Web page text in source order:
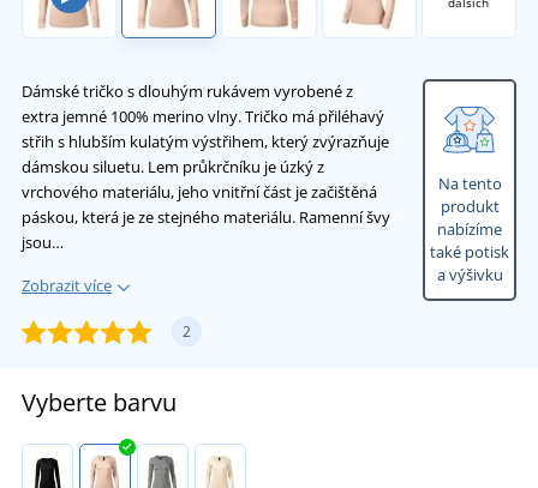
Dámské tričko s dlouhým rukávem vyrobené z
extra jemné 100% merino vlny. Tričko má přiléhavý
střih s hlubším kulatým výstřihem, který zvýrazňuje
dámskou siluetu. Lem průkrčníku je úzký z
vrchového materiálu, jeho vnitřní část je začištěná
páskou, která je ze stejného materiálu. Ramenní švy
jsou…
Zobrazit více
2
Na tento
produkt
nabízíme
také potisk
a výšivku
Vyberte barvu